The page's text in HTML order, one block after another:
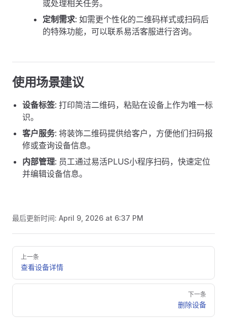
或处理相关任务。
定制需求: 如需更个性化的二维码样式或扫码后
的特殊功能，可以联系易活客服进行咨询。
使用场景建议
设备标签: 打印简洁二维码，粘贴在设备上作为唯一标
识。
客户服务: 将装饰二维码提供给客户，方便他们扫码报
修或查询设备信息。
内部管理: 员工通过易活PLUS小程序扫码，快速定位
并编辑设备信息。
最后更新时间: April 9, 2026 at 6:37 PM
Pager
上一条
查看设备详情
下一条
删除设备